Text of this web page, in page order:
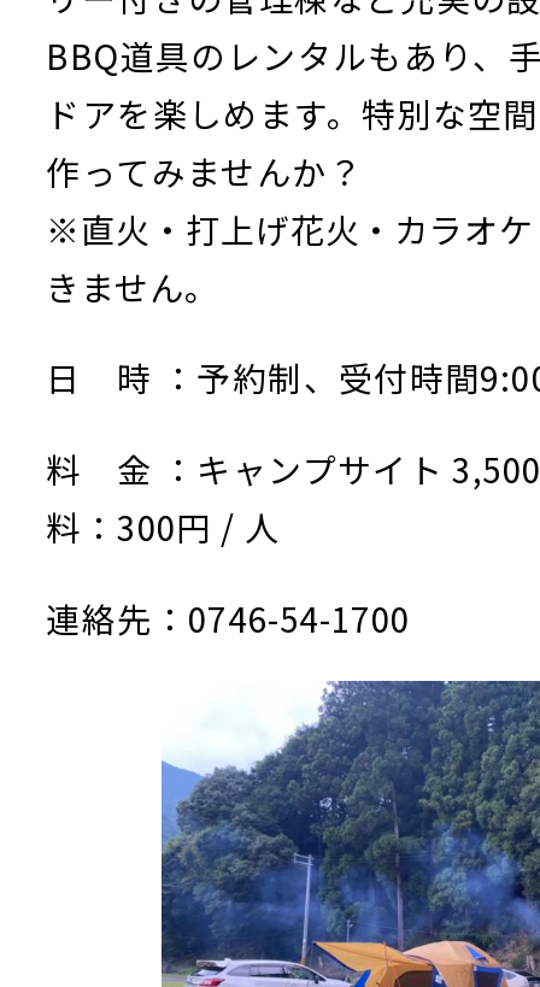
BBQ道具のレンタルもあり、
ドアを楽しめます。特別な空
作ってみませんか？
※直火・打上げ花火・カラオ
きません。
日 時 ：予約制、受付時間
料 金 ：キャンプサイト
料：300円 / 人
連絡先：0746-54-1700